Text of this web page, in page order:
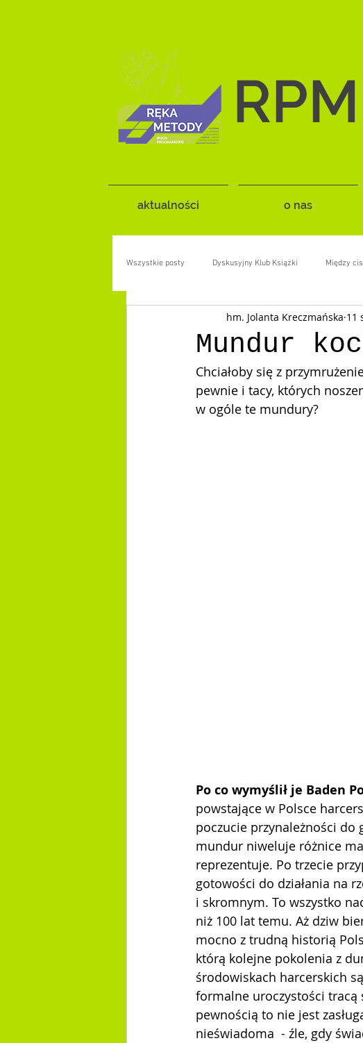
aktualności o nas
Wszystkie posty Dyskusyjny Klub Książki Między
Inspiracje Instruktorski
Mundur
hm. Jolanta Kreczmańska 11
Chciałoby się z
pewnie i tacy, których
w ogóle te mundury?
Po co wymyślił je Baden
powstające w Polsce
poczucie przynależności do
mundur niweluje różnice
reprezentuje. Po trzecie
gotowości do działania na
i skromnym. To wszystko
niż 100 lat temu. Aż dziw
mocno z trudną historią
którą kolejne pokolenia z
środowiskach harcerskich
formalne uroczystości tracą
pewnością to nie jest
nieświadoma  - źle, gdy